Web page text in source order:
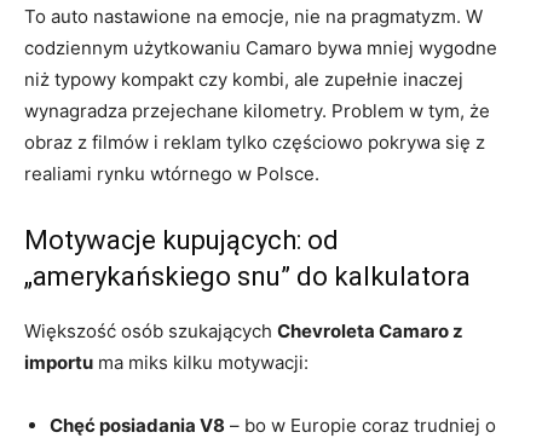
To auto nastawione na emocje, nie na pragmatyzm. W
codziennym użytkowaniu Camaro bywa mniej wygodne
niż typowy kompakt czy kombi, ale zupełnie inaczej
wynagradza przejechane kilometry. Problem w tym, że
obraz z filmów i reklam tylko częściowo pokrywa się z
realiami rynku wtórnego w Polsce.
Motywacje kupujących: od
„amerykańskiego snu” do kalkulatora
Większość osób szukających Chevroleta Camaro z
importu ma miks kilku motywacji:
Chęć posiadania V8 – bo w Europie coraz trudniej o